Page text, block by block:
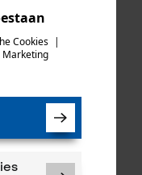
vezelbontjas
Pile Oranje
Cookies |
Marketing
Gelieve